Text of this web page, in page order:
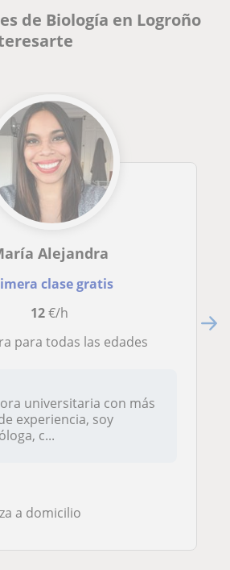
de Biología en Logroño
Alejandra
clase gratis
12€/h
para todas las edades
universitaria con más
experiencia, soy
c...
a domicilio